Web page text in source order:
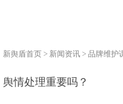
新舆盾首页 > 新闻资讯 > 品牌维护
舆情处理重要吗？